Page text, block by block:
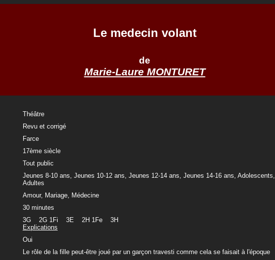
Le medecin volant
de
Marie-Laure MONTURET
Théâtre
Revu et corrigé
Farce
17ème siècle
Tout public
Jeunes 8-10 ans, Jeunes 10-12 ans, Jeunes 12-14 ans, Jeunes 14-16 ans, Adolescents,
Adultes
Amour, Mariage, Médecine
30 minutes
3G 2G 1Fi 3E 2H 1Fe 3H
Explications
Oui
Le rôle de la fille peut-être joué par un garçon travesti comme cela se faisait à l'époque